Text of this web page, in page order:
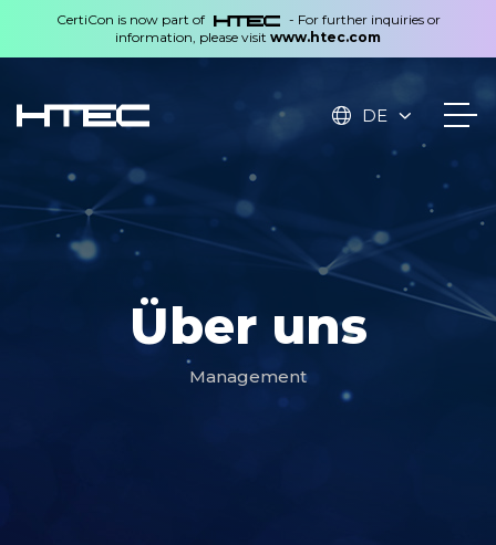
CertiCon is now part of
- For further inquiries or
information, please visit www.htec.com
DE
Über uns
Management